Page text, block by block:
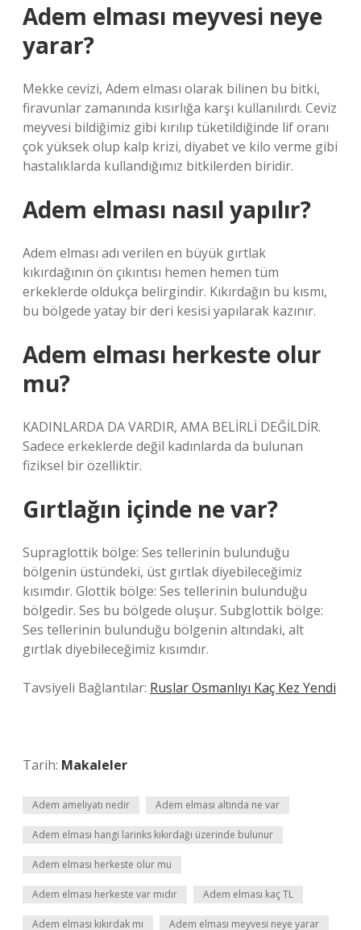
Adem elması meyvesi neye
yarar?
Mekke cevizi, Adem elması olarak bilinen bu bitki,
firavunlar zamanında kısırlığa karşı kullanılırdı. Ceviz
meyvesi bildiğimiz gibi kırılıp tüketildiğinde lif oranı
çok yüksek olup kalp krizi, diyabet ve kilo verme gibi
hastalıklarda kullandığımız bitkilerden biridir.
Adem elması nasıl yapılır?
Adem elması adı verilen en büyük gırtlak
kıkırdağının ön çıkıntısı hemen hemen tüm
erkeklerde oldukça belirgindir. Kıkırdağın bu kısmı,
bu bölgede yatay bir deri kesisi yapılarak kazınır.
Adem elması herkeste olur
mu?
KADINLARDA DA VARDIR, AMA BELİRLİ DEĞİLDİR.
Sadece erkeklerde değil kadınlarda da bulunan
fiziksel bir özelliktir.
Gırtlağın içinde ne var?
Supraglottik bölge: Ses tellerinin bulunduğu
bölgenin üstündeki, üst gırtlak diyebileceğimiz
kısımdır. Glottik bölge: Ses tellerinin bulunduğu
bölgedir. Ses bu bölgede oluşur. Subglottik bölge:
Ses tellerinin bulunduğu bölgenin altındaki, alt
gırtlak diyebileceğimiz kısımdır.
Tavsiyeli Bağlantılar: Ruslar Osmanlıyı Kaç Kez Yendi
Tarih: Makaleler
Adem ameliyatı nedir Adem elması altında ne var
Adem elması hangi larinks kıkırdağı üzerinde bulunur
Adem elması herkeste olur mu
Adem elması herkeste var mıdır Adem elması kaç TL
Adem elması kıkırdak mı Adem elması meyvesi neye yarar